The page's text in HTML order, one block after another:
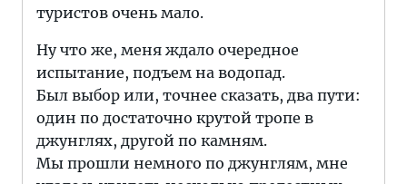
туристов очень мало.
Ну что же, меня ждало очередное
испытание, подъем на водопад.
Был выбор или, точнее сказать, два пути:
один по достаточно крутой тропе в
джунглях, другой по камням.
Мы прошли немного по джунглям, мне